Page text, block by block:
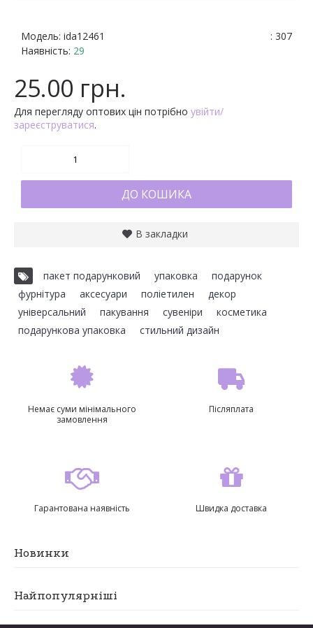
: 307
Модель: ida12461
Наявність: 29
25.00 грн.
Для перегляду оптових цін потрібно увійти/
зареєструватися.
ДО КОШИКА
В закладки
пакет подарунковий упаковка подарунок
фурнітура
аксесуари поліетилен декор
універсальний
пакування сувеніри косметика
подарункова упаковка
стильний дизайн
Немає суми мінімального
замовлення
Післяплата
Гарантована наявність Швидка доставка
Новинки
Найпопулярніші